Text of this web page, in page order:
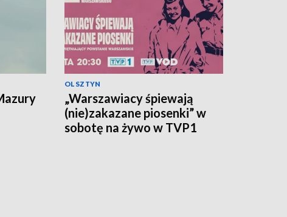
OLSZTYN
„Warszawiacy śpiewają
(nie)zakazane piosenki” w
sobotę na żywo w TVP1